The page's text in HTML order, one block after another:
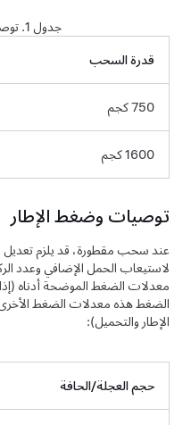
جدول 1. توصيات
قدرة السحب
750 كجم
1600 كجم
توصيات وضغط الإطار
عند سحب مقطورة، قد يلزم تعديل قيم
لاستيعاب الحمل الإضافي وعدد
معدلات الضغط الموضحة أدناه (إذا
الضغط هذه معدلات الضغط الأخرى
الإطار والتحميل):
حجم العجلة/الحافة